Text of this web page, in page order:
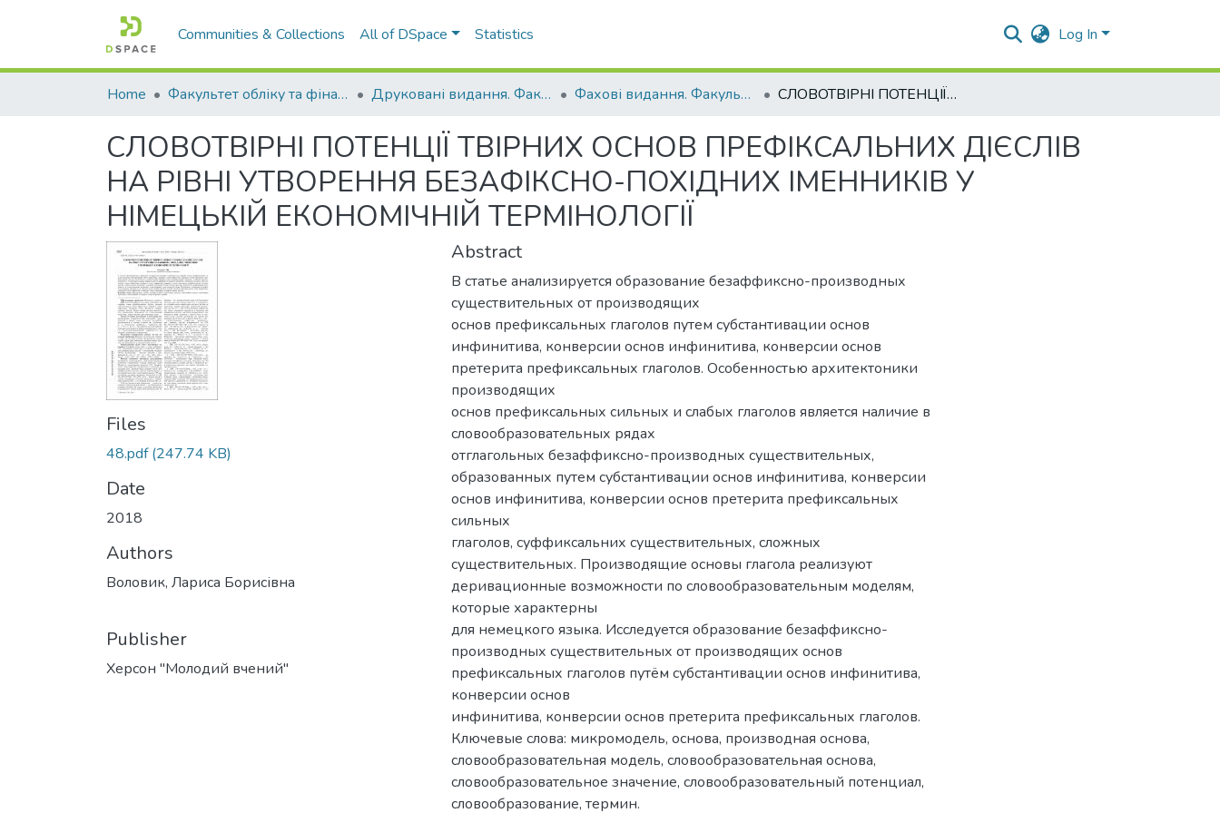
Communities & Collections All of DSpace Statistics Log In
Home Факультет обліку та фінансів Друковані видання. Факультет обліку та фінансів Фахові видання. Факультет обліку та фінансів СЛОВОТВІРНІ ПОТЕНЦІЇ ТВІРНИХ ОСНОВ ПРЕФІКСАЛЬНИХ ДІЄСЛІВ НА РІВНІ УТВОРЕННЯ БЕЗАФІКСНО-ПОХІДНИХ ІМЕННИКІВ У НІМЕЦЬКІЙ ЕКОНОМІЧНІЙ ТЕРМІНОЛОГІЇ
СЛОВОТВІРНІ ПОТЕНЦІЇ ТВІРНИХ ОСНОВ ПРЕФІКСАЛЬНИХ ДІЄСЛІВ
НА РІВНІ УТВОРЕННЯ БЕЗАФІКСНО-ПОХІДНИХ ІМЕННИКІВ У
НІМЕЦЬКІЙ ЕКОНОМІЧНІЙ ТЕРМІНОЛОГІЇ
Files
48.pdf(247.74 KB)
Date
2018
Authors
Воловик, Лариса Борисівна
Publisher
Херсон "Молодий вчений"
Abstract
В статье анализируется образование безаффиксно-производных
существительных от производящих
основ префиксальных глаголов путем субстантивации основ
инфинитива, конверсии основ инфинитива, конверсии основ
претерита префиксальных глаголов. Особенностью архитектоники
производящих
основ префиксальных сильных и слабых глаголов является наличие в
словообразовательных рядах
отглагольных безаффиксно-производных существительных,
образованных путем субстантивации основ инфинитива, конверсии
основ инфинитива, конверсии основ претерита префиксальных
сильных
глаголов, суффиксальних существительных, сложных
существительных. Производящие основы глагола реализуют
деривационные возможности по словообразовательным моделям,
которые характерны
для немецкого языка. Исследуется образование безаффиксно-
производных существительных от производящих основ
префиксальных глаголов путём субстантивации основ инфинитива,
конверсии основ
инфинитива, конверсии основ претерита префиксальных глаголов.
Ключевые слова: микромодель, основа, производная основа,
словообразовательная модель, словообразовательная основа,
словообразовательное значение, словообразовательный потенциал,
словообразование, термин.